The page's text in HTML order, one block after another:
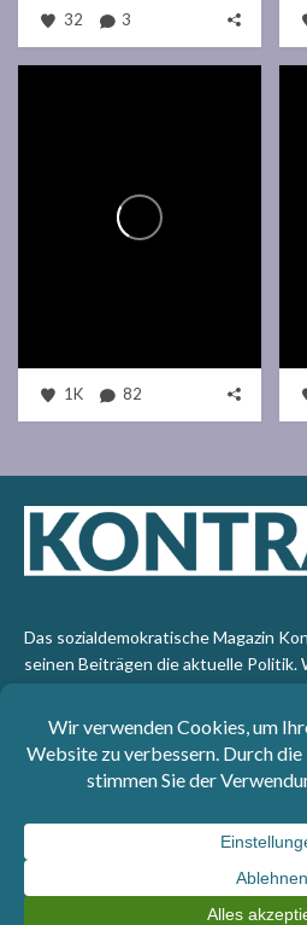
32 3
1K 82
Das sozialdemokratische Magazin
seinen Beiträgen die aktuelle Politik.
emanzipatorischen Standpunkt aus.
sozialen Gerechtigkeit auf die Welt.
Impressum: SPÖ-Klub - 1017 Wien -
3393 - e-mail: redaktion@kontrast.at